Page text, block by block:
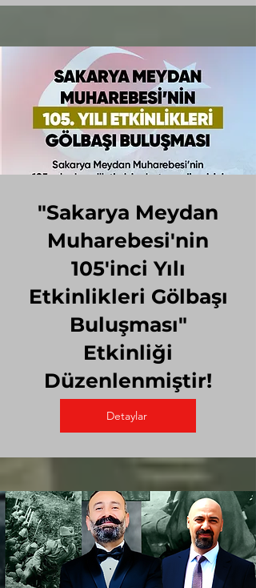
"Sakarya Meydan
Muharebesi'nin
105'inci Yılı
Etkinlikleri Gölbaşı
Buluşması"
Etkinliği
Düzenlenmiştir!
Detaylar